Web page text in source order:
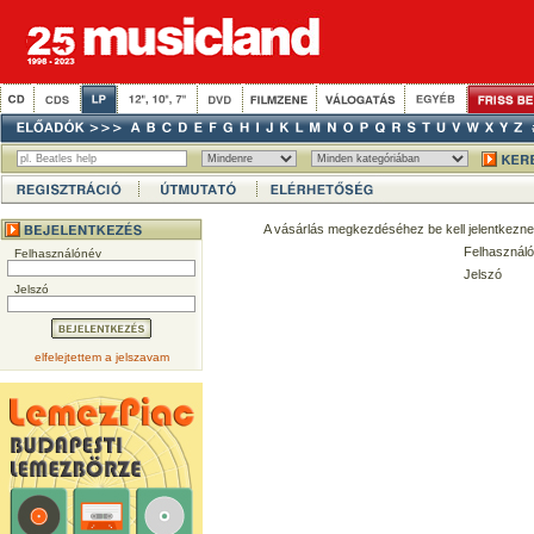
Felhasználónév
Jelszó
elfelejtettem a jelszavam
A vásárlás megkezdéséhez be kell
Jelszó